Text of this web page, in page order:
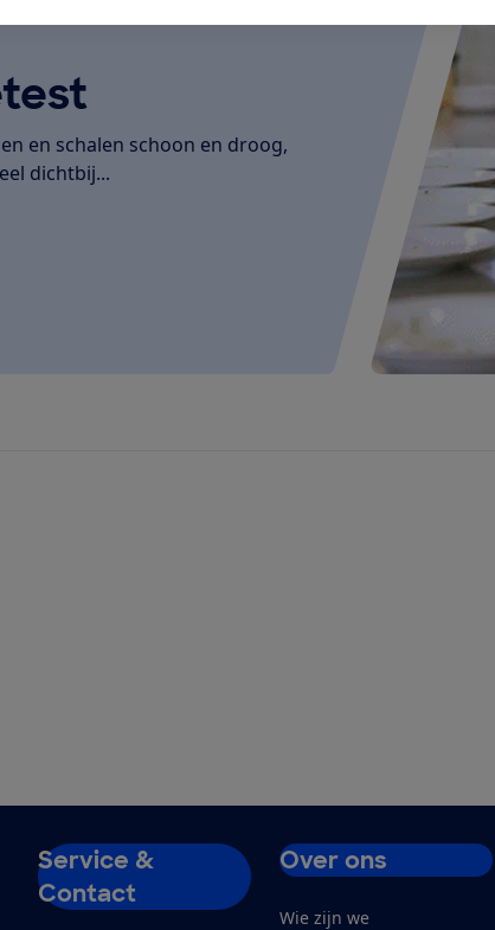
en schalen schoon en droog,
dichtbij...
Service &
Contact
Over ons
Wie zijn we